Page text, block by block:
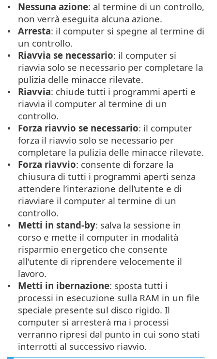
Nessuna azione: al termine di un controllo,
non verrà eseguita alcuna azione.
Arresta: il computer si spegne al termine di
un controllo.
Riavvia se necessario: il computer si
riavvia solo se necessario per completare la
pulizia delle minacce rilevate.
Riavvia: chiude tutti i programmi aperti e
riavvia il computer al termine di un
controllo.
Forza riavvio se necessario: il computer
forza il riavvio solo se necessario per
completare la pulizia delle minacce rilevate.
Forza riavvio: consente di forzare la
chiusura di tutti i programmi aperti senza
attendere l’interazione dell’utente e di
riavviare il computer al termine di un
controllo.
Metti in stand-by: salva la sessione in
corso e mette il computer in modalità
risparmio energetico che consente
all'utente di riprendere velocemente il
lavoro.
Metti in ibernazione: sposta tutti i
processi in esecuzione sulla RAM in un file
speciale presente sul disco rigido. Il
computer si arresterà ma i processi
verranno ripresi dal punto in cui sono stati
interrotti al successivo riavvio.